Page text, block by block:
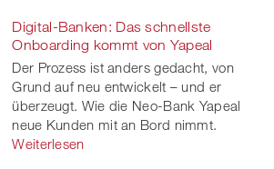
Digital-Banken: Das schnellste
Onboarding kommt von Yapeal
Der Prozess ist anders gedacht, von
Grund auf neu entwickelt – und er
überzeugt. Wie die Neo-Bank Yapeal
neue Kunden mit an Bord nimmt.
Weiterlesen